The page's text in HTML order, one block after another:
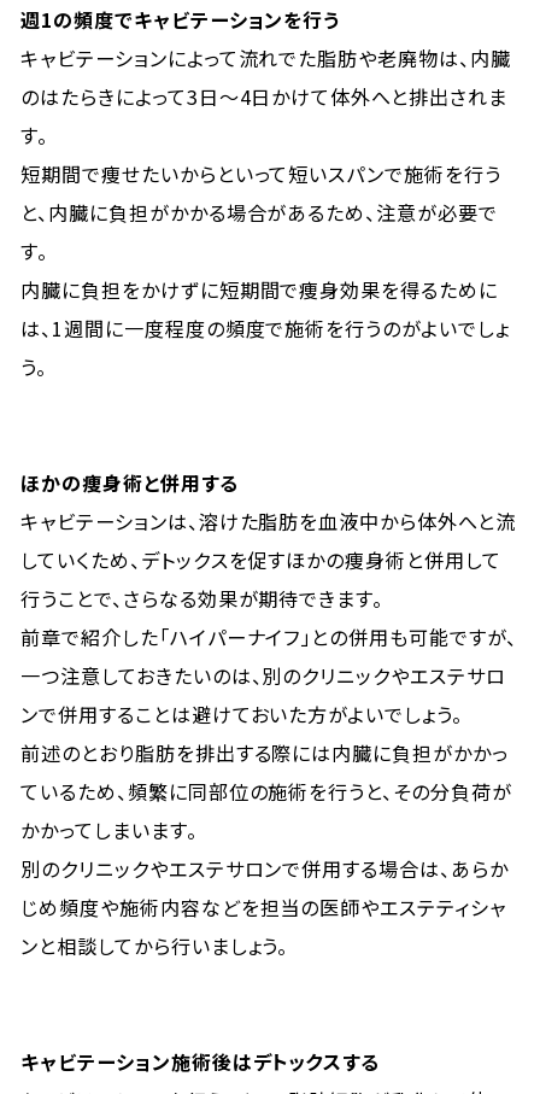
週1の頻度でキャビテーションを行う
キャビテーションによって流れでた脂肪や老廃物は、内臓
のはたらきによって3日〜4日かけて体外へと排出されま
す。
短期間で痩せたいからといって短いスパンで施術を行う
と、内臓に負担がかかる場合があるため、注意が必要で
す。
内臓に負担をかけずに短期間で痩身効果を得るために
は、1週間に一度程度の頻度で施術を行うのがよいでしょ
う。
ほかの痩身術と併用する
キャビテーションは、溶けた脂肪を血液中から体外へと流
していくため、デトックスを促すほかの痩身術と併用して
行うことで、さらなる効果が期待できます。
前章で紹介した「ハイパーナイフ」との併用も可能ですが、
一つ注意しておきたいのは、別のクリニックやエステサロ
ンで併用することは避けておいた方がよいでしょう。
前述のとおり脂肪を排出する際には内臓に負担がかかっ
ているため、頻繁に同部位の施術を行うと、その分負荷が
かかってしまいます。
別のクリニックやエステサロンで併用する場合は、あらか
じめ頻度や施術内容などを担当の医師やエステティシャ
ンと相談してから行いましょう。
キャビテーション施術後はデトックスする